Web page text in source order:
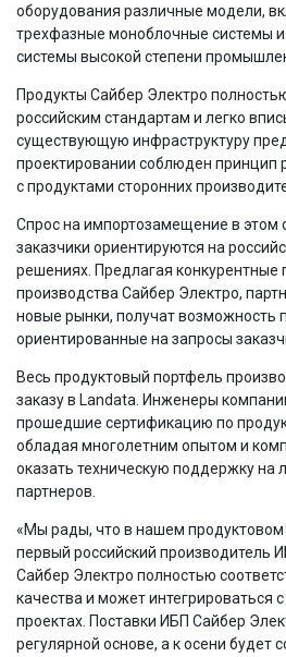
оборудования различные модели,
трехфазные моноблочные системы
системы высокой степени
Продукты Сайбер Электро
российским стандартам и легко
существующую инфраструктуру
проектировании соблюден принцип
с продуктами сторонних
Спрос на импортозамещение в этом
заказчики ориентируются на
решениях. Предлагая конкурентные
производства Сайбер Электро,
новые рынки, получат возможность
ориентированные на запросы
Весь продуктовый портфель
заказу в Landata. Инженеры
прошедшие сертификацию по
обладая многолетним опытом и
оказать техническую поддержку на
партнеров.
«Мы рады, что в нашем продуктовом
первый российский производитель
Сайбер Электро полностью
качества и может интегрироваться
проектах. Поставки ИБП Сайбер
регулярной основе, а к осени будет